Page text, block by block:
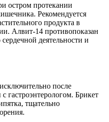
остром протекании
Рекомендуется
продукта в
Алвит-14 противопоказан
деятельности и
после
гастроэнтерологом. Брикет
тщательно